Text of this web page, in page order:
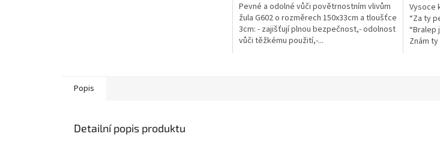
Pevné a odolné vůči povětrnostním vlivům
žula G602 o rozměrech 150x33cm a tloušťce
3cm: - zajišťují plnou bezpečnost,- odolnost
vůči těžkému použití,-...
Vysoce
“Za ty
“Bralep
Znám
Popis
Detailní popis produktu